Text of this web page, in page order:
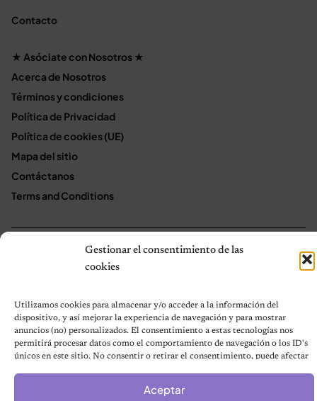
Gestionar el consentimiento de las
cookies
Utilizamos cookies para almacenar y/o acceder a la información del
dispositivo, y así mejorar la experiencia de navegación y para mostrar
anuncios (no) personalizados. El consentimiento a estas tecnologías nos
permitirá procesar datos como el comportamiento de navegación o los ID's
únicos en este sitio. No consentir o retirar el consentimiento, puede afectar
Aceptar
Contacto
★ Asóciate con Nosotros ★
Acerca de Nosotros
Términos y condiciones
Política de Privacidad
Política de cookies (UE)
Mapa del sitio
Contáctanos
Terms and Conditions
© 2026 Notas de Mascotas
Política de privacidad